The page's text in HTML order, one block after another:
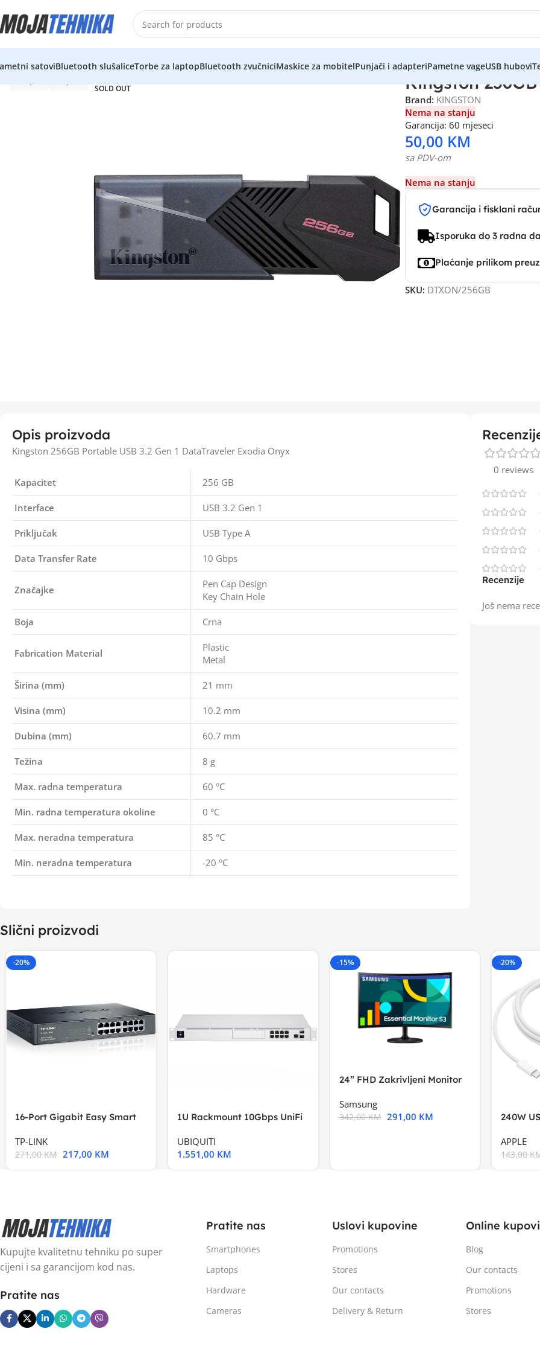
satoviBluetooth slušaliceTorbe za laptopBluetooth zvučniciMaskice za mobitelPunjači i adapteriPametne vageUSB hubovi
SOLD OUT Kingston
Brand: KINGSTON
Nema na stanju
Garancija: 60 mjeseci
50,00 KM
sa PDV-om
Nema na stanju
Garancija i fisklani
Isporuka do 3 radna
Plaćanje prilikom
SKU: DTXON/256GB
Opis proizvoda
Kingston 256GB Portable USB 3.2 Gen 1 DataTraveler Exodia Onyx
Kapacitet 256 GB
Interface USB 3.2 Gen 1
Priključak USB Type A
Data Transfer Rate 10 Gbps
Značajke
Pen Cap Design
Key Chain Hole
Boja Crna
Fabrication Material
Plastic
Metal
Širina (mm) 21 mm
Visina (mm) 10.2 mm
Dubina (mm) 60.7 mm
Težina 8 g
Max. radna temperatura 60 °C
Min. radna temperatura okoline 0 °C
Max. neradna temperatura 85 °C
Min. neradna temperatura -20 °C
0 reviews
Recenzije
Još nema
Slični proizvodi
-20%
16-Port Gigabit Easy Smart
TP-LINK
271,00KM 217,00 KM
1U Rackmount 10Gbps UniFi
UBIQUITI
1.551,00 KM
-15%
24” FHD Zakrivljeni Monitor
Samsung
342,00KM 291,00 KM
-20%
240W
APPLE
143,00
Kupujte kvalitetnu tehniku po super
cijeni i sa garancijom kod nas.
Pratite nas
Pratite nas
Smartphones
Laptops
Hardware
Cameras
Uslovi kupovine
Promotions
Stores
Our contacts
Delivery & Return
Online
Blog
Our contacts
Promotions
Stores